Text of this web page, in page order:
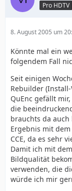
Pro HDTV
8. August 2005 um
Könnte mal ein
folgendem Fall
Seit einigen
Rebuilder
QuEnc gefällt
die
brauchts da auch
Ergebnis mit
CCE, da es sehr
Damit ich mit
Bildqualität
verwenden, die
würde ich mir